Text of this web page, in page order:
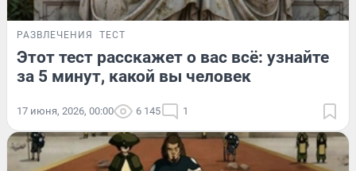
РАЗВЛЕЧЕНИЯ ТЕСТ
Этот тест расскажет о вас всё: узнайте
за 5 минут, какой вы человек
17 июня, 2026, 00:00 6 145 1